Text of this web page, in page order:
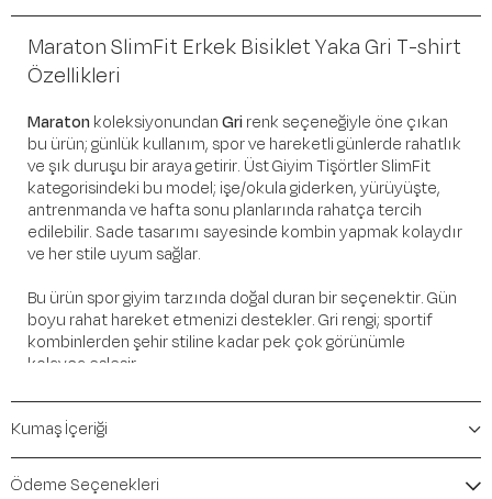
Maraton SlimFit Erkek Bisiklet Yaka Gri T-shirt
Özellikleri
Maraton koleksiyonundanGrirenk seçeneğiyle öne çıkan
bu ürün; günlük kullanım, spor ve hareketli günlerde rahatlık
ve şık duruşu bir araya getirir. Üst Giyim Tişörtler SlimFit
kategorisindeki bu model; işe/okula giderken, yürüyüşte,
antrenmanda ve hafta sonu planlarında rahatça tercih
edilebilir. Sade tasarımı sayesinde kombin yapmak kolaydır
ve her stile uyum sağlar.
Bu ürün spor giyim tarzında doğal duran bir seçenektir. Gün
boyu rahat hareket etmenizi destekler. Gri rengi; sportif
kombinlerden şehir stiline kadar pek çok görünümle
kolayca eşleşir.
Öne Çıkan Detaylar
Marka:Maraton
Renk:Gri
Kumaş İçeriği
Ödeme Seçenekleri